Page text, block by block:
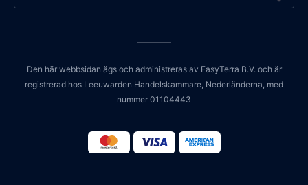
Den här webbsidan ägs och administreras av EasyTerra B.V. och är
registrerad hos Leeuwarden Handelskammare, Nederländerna, med
nummer 01104443